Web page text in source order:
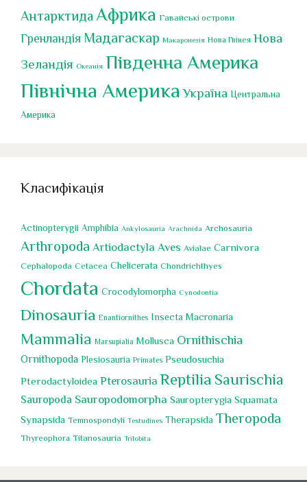
Антарктида Африка Гавайські острови
Гренландія Мадагаскар Макаронезія Нова Гвінея Нова
Зеландія Океанія Південна Америка
Північна Америка Україна Центральна
Америка
Класифікація
Actinopterygii Amphibia Ankylosauria Arachnida Archosauria
Arthropoda Artiodactyla Aves Avialae Carnivora
Cephalopoda Cetacea Chelicerata Chondrichthyes
Chordata Crocodylomorpha Cynodontia
Dinosauria Enantiornithes Insecta Macronaria
Mammalia Marsupialia Mollusca Ornithischia
Ornithopoda Plesiosauria Primates Pseudosuchia
Pterodactyloidea Pterosauria Reptilia Saurischia
Sauropoda Sauropodomorpha Sauropterygia Squamata
Synapsida Temnospondyli Testudines Therapsida Theropoda
Thyreophora Titanosauria Trilobita